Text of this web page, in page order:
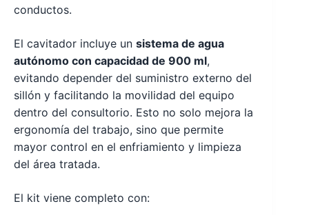
conductos.
El cavitador incluye un sistema de agua
autónomo con capacidad de 900 ml,
evitando depender del suministro externo del
sillón y facilitando la movilidad del equipo
dentro del consultorio. Esto no solo mejora la
ergonomía del trabajo, sino que permite
mayor control en el enfriamiento y limpieza
del área tratada.
El kit viene completo con: